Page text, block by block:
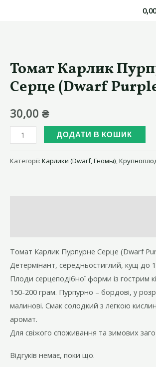
Томат Карлик
Серце (Dwarf
30,00 ₴
Томат
Карлик Пурпурне
Серце
ДОДАТИ В КОШИК
Категорії: Карлики (Dwarf, Гномы),
Томат Карлик Пурпурне Серце (Dwarf
Детермінант, середньостиглий, кущ до
Плоди серцеподібної форми із гострим
150-200 грам. Пурпурно – бордові, у
малинові. Смак солодкий з легкою
аромат.
Для свіжого споживання та зимових
Відгуків немає, поки що.